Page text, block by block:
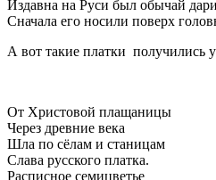
Издавна на Руси был обычай
Сначала его носили поверх
А вот такие платки получились
От Христовой плащаницы
Через древние века
Шла по сёлам и станицам
Слава русского платка.
Расписное семицветье